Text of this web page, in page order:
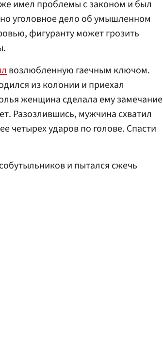
имел проблемы с законом и был
уголовное дело об умышленном
фигуранту может грозить
возлюбленную гаечным ключом.
из колонии и приехал
женщина сделала ему замечание
Разозлившись, мужчина схватил
четырех ударов по голове. Спасти
и пытался сжечь